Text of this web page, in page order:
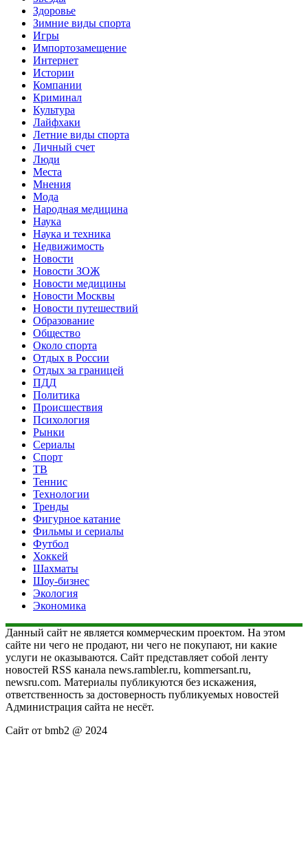
Здоровье
Зимние виды спорта
Игры
Импортозамещение
Интернет
Истории
Компании
Криминал
Культура
Лайфхаки
Летние виды спорта
Личный счет
Люди
Места
Мнения
Мода
Народная медицина
Наука
Наука и техника
Недвижимость
Новости
Новости ЗОЖ
Новости медицины
Новости Москвы
Новости путешествий
Образование
Общество
Около спорта
Отдых в России
Отдых за границей
ПДД
Политика
Происшествия
Психология
Рынки
Сериалы
Спорт
ТВ
Теннис
Технологии
Тренды
Фигурное катание
Фильмы и сериалы
Футбол
Хоккей
Шахматы
Шоу-бизнес
Экология
Экономика
Данный сайт не является коммерческим проектом. На этом
сайте ни чего не продают, ни чего не покупают, ни какие
услуги не оказываются. Сайт представляет собой ленту
новостей RSS канала news.rambler.ru, kommersant.ru,
newsru.com. Материалы публикуются без искажения,
ответственность за достоверность публикуемых новостей
Администрация сайта не несёт.
Сайт от bmb2 @ 2024